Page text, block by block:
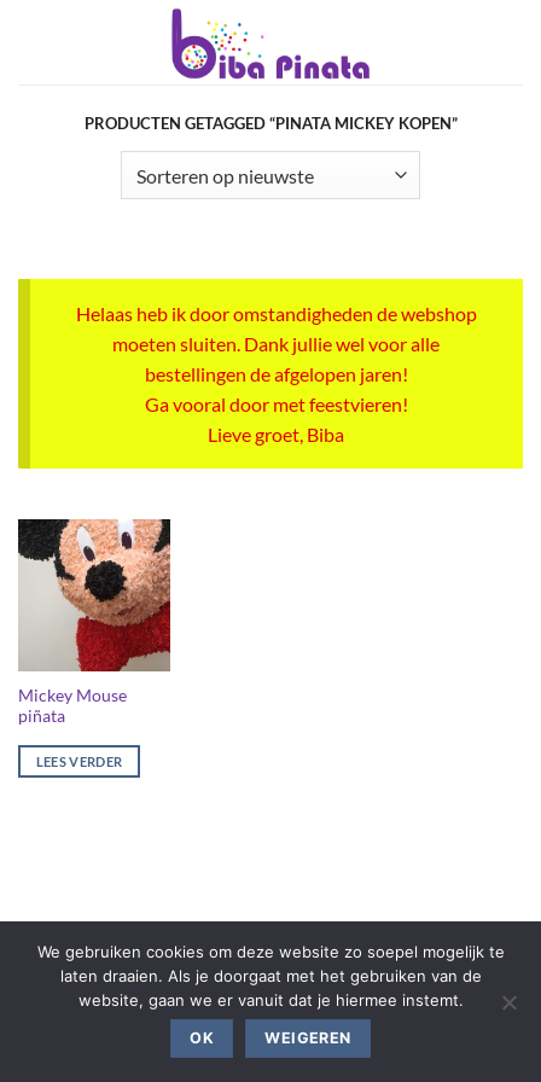
PRODUCTEN GETAGGED “PINATA MICKEY KOPEN”
Helaas heb ik door omstandigheden de webshop
moeten sluiten. Dank jullie wel voor alle
bestellingen de afgelopen jaren!
Ga vooral door met feestvieren!
Lieve groet, Biba
Mickey Mouse
piñata
LEES VERDER
We gebruiken cookies om deze website zo soepel mogelijk te
laten draaien. Als je doorgaat met het gebruiken van de
website, gaan we er vanuit dat je hiermee instemt.
OK WEIGEREN